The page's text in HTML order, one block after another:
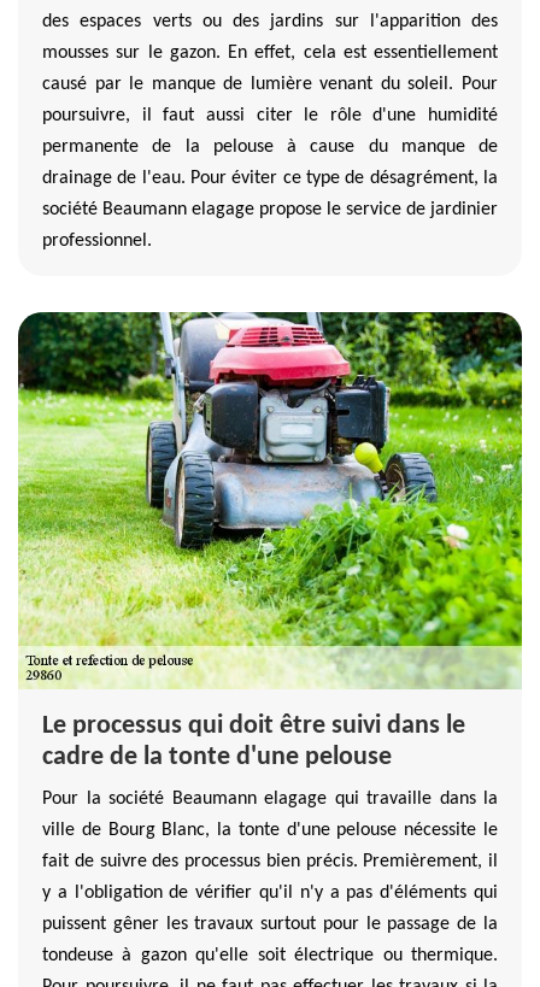
des espaces verts ou des jardins sur l'apparition des
mousses sur le gazon. En effet, cela est essentiellement
causé par le manque de lumière venant du soleil. Pour
poursuivre, il faut aussi citer le rôle d'une humidité
permanente de la pelouse à cause du manque de
drainage de l'eau. Pour éviter ce type de désagrément, la
société Beaumann elagage propose le service de jardinier
professionnel.
Le processus qui doit être suivi dans le
cadre de la tonte d'une pelouse
Pour la société Beaumann elagage qui travaille dans la
ville de Bourg Blanc, la tonte d'une pelouse nécessite le
fait de suivre des processus bien précis. Premièrement, il
y a l'obligation de vérifier qu'il n'y a pas d'éléments qui
puissent gêner les travaux surtout pour le passage de la
tondeuse à gazon qu'elle soit électrique ou thermique.